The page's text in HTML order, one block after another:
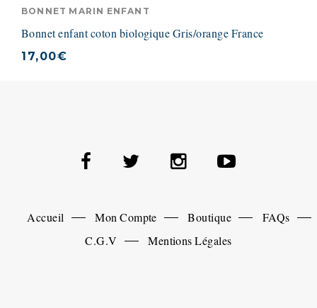
BONNET MARIN ENFANT
Bonnet enfant coton biologique Gris/orange France
17,00€
Accueil Mon Compte Boutique
FAQs
C.G.V
Mentions Légales